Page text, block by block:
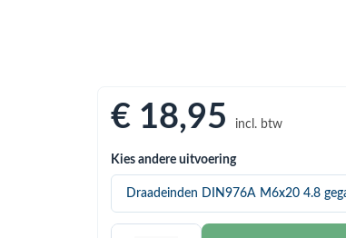
€ 18,95 incl. btw
Kies andere uitvoering